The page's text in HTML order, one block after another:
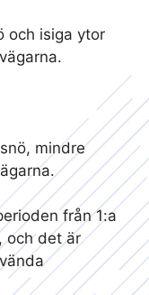
och isiga ytor
mindre
från 1:a
och det är